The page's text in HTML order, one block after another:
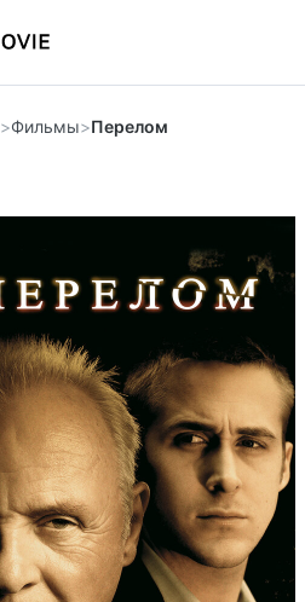
>Фильмы>Перелом